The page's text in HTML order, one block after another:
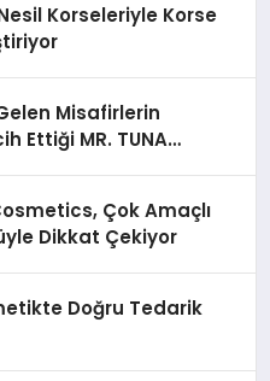
Korseleriyle Korse
Misafirlerin
Ettiği MR. TUNA
Çok Amaçlı
Dikkat Çekiyor
Doğru Tedarik